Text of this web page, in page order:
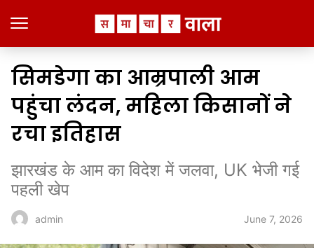
सिमडेगा का आम्रपाली आम
पहुंचा लंदन, महिला किसानों ने
रचा इतिहास
झारखंड के आम का विदेश में जलवा, UK भेजी गई
पहली खेप
admin June 7, 2026